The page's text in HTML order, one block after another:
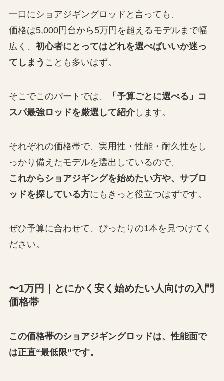
一口にショアジギングロッドと言っても、
価格は5,000円台から5万円を超えるモデルまで幅
広く、 初心者にとってはどれを選べばいいか迷っ
てしまう ことも多いはず。
そこでこのパートでは、
「予算ごとに選べる」コ
スパ最強ロッドを厳選して紹介します。
それぞれの価格帯で、実用性・性能・耐久性をし
っかり備えたモデルを選出しているので、
これからショアジギングを始めたい方や、サブロ
ッドを探している方にもきっと役立つはずです。
ぜひ予算に合わせて、ぴったりの1本を見つけてく
ださい。
〜1万円｜とにかく安く始めたい人向けの入門
価格帯
この価格帯のショアジギングロッドは、性能面で
は正直“最低限”です。